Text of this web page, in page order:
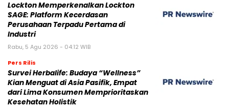
Lockton Memperkenalkan Lockton
SAGE: Platform Kecerdasan
Perusahaan Terpadu Pertama di
Industri
Rabu, 5 Agu 2026 - 04:12 WIB
Pers Rilis
Survei Herbalife: Budaya “Wellness”
Kian Menguat di Asia Pasifik, Empat
dari Lima Konsumen Memprioritaskan
Kesehatan Holistik